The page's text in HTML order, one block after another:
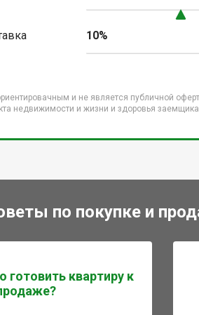
10%
и не является публичной
недвижимости и жизни и здоровья заемщика
по покупке и
готовить квартиру к